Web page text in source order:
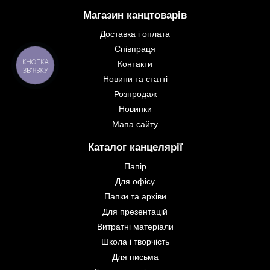
Магазин канцтоварів
Доставка і оплата
Співпраця
Контакти
Новини та статті
Розпродаж
Новинки
Мапа сайту
Каталог канцелярії
Папір
Для офісу
Папки та архіви
Для презентацій
Витратні матеріали
Школа і творчість
Для письма
КНОПКА
ЗВ'ЯЗКУ